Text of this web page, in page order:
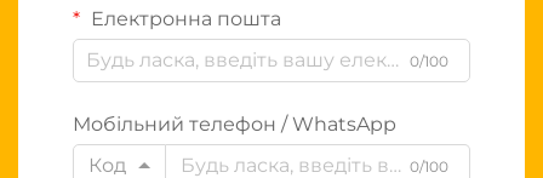
Електронна пошта
0/100
Мобільний телефон / WhatsApp
Код
0/100